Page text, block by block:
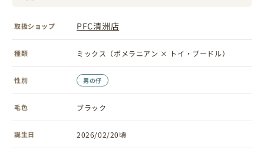
取扱ショップ PFC清洲店
種類 ミックス（ポメラニアン × トイ・プードル）
性別 男の仔
毛色 ブラック
誕生日 2026/02/20頃